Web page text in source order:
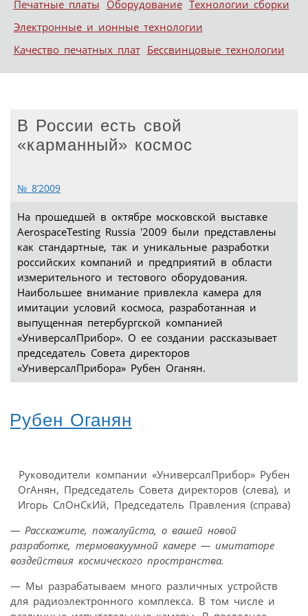
Печатные платы Оборудование Технологии сборки
Электронные и ионные технологии
Качество печатных плат Бессвинцовые технологии
В России есть свой
«карманный» космос
№ 8’2009
На прошедшей в октябре московской выставке
AerospaceTesting Russia '2009 были представлены
как стандартные, так и уникальные разработки
российских компаний и предприятий в области
измерительного и тестового оборудования.
Наибольшее внимание привлекла камера для
имитации условий космоса, разработанная и
выпущенная петербургской компанией
«УниверсалПрибор». О ее создании рассказывает
председатель Совета директоров
«УниверсалПрибора» Рубен Оганян.
Рубен Оганян
Руководители компании «УниверсалПрибор» Рубен
ОгАнян, Председатель Совета директоров (слева), и
Игорь СлОнСкИй, Председатель Правления (справа)
— Расскажите, пожалуйста, о вашей новой
разработке, термовакуумной камере — имитаторе
воздействия космического пространства.
— Мы разрабатываем много различных устройств
для радиоэлектронного комплекса. В том числе и